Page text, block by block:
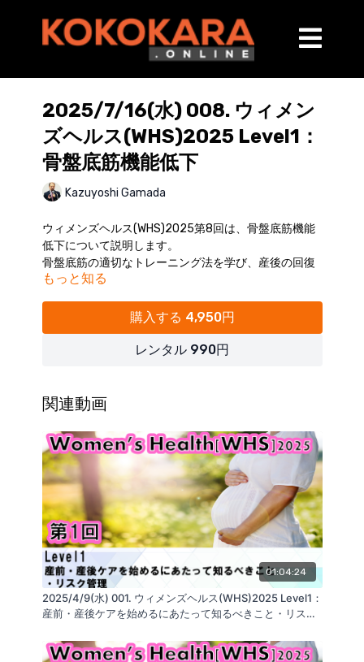
2025/7/16(水) 008. ウィメン
ズヘルス(WHS)2025 Level1：
骨盤底筋機能低下
Kazuyoshi Gamada
ウィメンズヘルス(WHS)2025第8回は、骨盤底筋機能
低下について説明します。
骨盤底筋の適切なトレーニング法を学び、産後の回復
をサポートするための確かなスキルを手に入れましょ
（講師：蒲田和芳）
・骨盤底筋機能不全
筋機能とは
・骨盤底筋エクササイズ
・治療法
骨盤底筋トレーニングの効果
・会陰部損傷
・治療法
・骨盤底筋リリース
・ペリネライザー
・まとめ
■ セミナーに関連するお役立ち商品
・リューティ・ペリネライザー
眠っている骨盤底筋を呼び覚ます
もっと知る
購入する 4,950円
レンタル 990円
関連動画
01:04:24
2025/4/9(水) 001. ウィメンズヘルス(WHS)2025 Level1：
産前・産後ケアを始めるにあたって知るべきこと・リスク